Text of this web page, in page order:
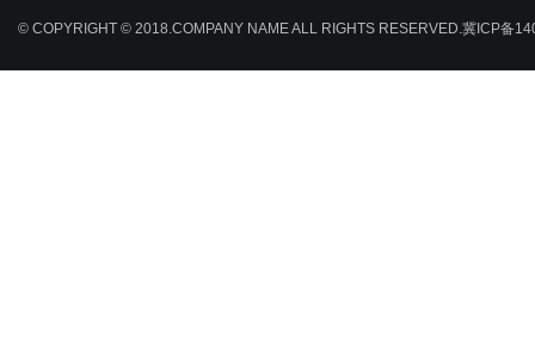
© COPYRIGHT © 2018.COMPANY NAME ALL RIGHTS RESERVED.冀ICP备